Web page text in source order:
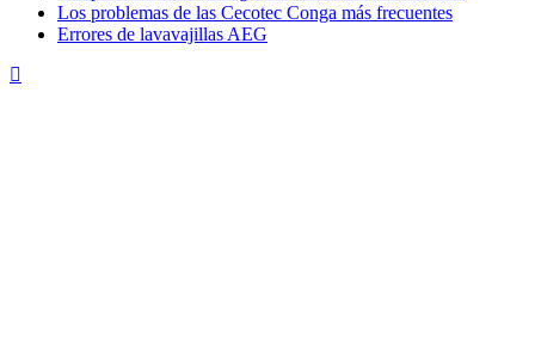
Los problemas de las Cecotec Conga más frecuentes
Errores de lavavajillas AEG